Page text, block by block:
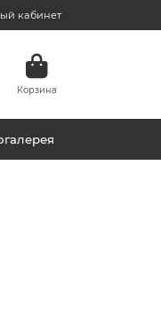
кабинет
Корзина